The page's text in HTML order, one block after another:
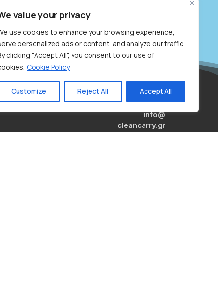
value your privacy
use cookies to enhance your browsing experience,
personalized ads or content, and analyze our traffic.
clicking "Accept All", you consent to our use of
Cookie Policy
Customize Reject All Accept All
ειλικρίνειας,συνέπειας
εμπιστοσύνης.
info@
cleancarry.gr